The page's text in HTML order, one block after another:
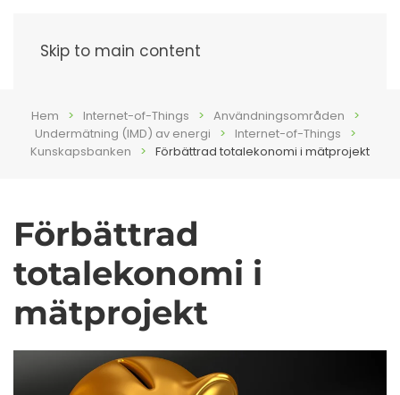
Skip to main content
Hem Internet-of-Things
Användningsområden
Undermätning (IMD) av energi
Internet-of-Things
Kunskapsbanken
Förbättrad totalekonomi i mätprojekt
Förbättrad
totalekonomi i
mätprojekt